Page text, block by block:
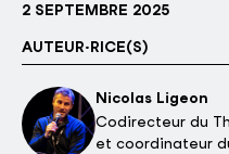
2 SEPTEMBRE 2025
AUTEUR·RICE(S)
Nicolas Ligeon
Codirecteur du
et coordinateur